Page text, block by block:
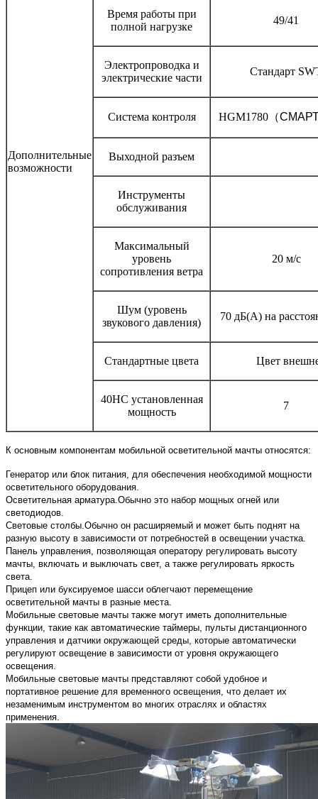
Дополнительные
возможности
Время работы при
полной нагрузке
49/41
Электропроводка и
электрические части
Стандарт
Система контроля HGM1780 （
Выходной разъем
Инструменты
обслуживания
Максимальный
уровень
сопротивления ветра
20 м/с
Шум (уровень
звукового давления)
70 дБ(А) на
Стандартные цвета Цвет
40HC установленная
мощность
7
К основным компонентам мобильной осветительной мачты относятся:
Генератор или блок питания, для обеспечения необходимой мощности
осветительного оборудования.
Осветительная арматура.Обычно это набор мощных огней или
светодиодов.
Световые столбы.Обычно он расширяемый и может быть поднят на
разную высоту в зависимости от потребностей в освещении участка.
Панель управления, позволяющая оператору регулировать высоту
мачты, включать и выключать свет, а также регулировать яркость
света.
Прицеп или буксируемое шасси облегчают перемещение
осветительной мачты в разные места.
Мобильные световые мачты также могут иметь дополнительные
функции, такие как автоматические таймеры, пульты дистанционного
управления и датчики окружающей среды, которые автоматически
регулируют освещение в зависимости от уровня окружающего
освещения.
Мобильные световые мачты представляют собой удобное и
портативное решение для временного освещения, что делает их
незаменимым инструментом во многих отраслях и областях
применения.